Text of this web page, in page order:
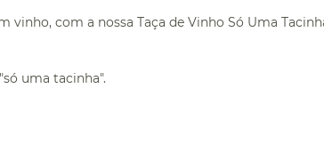
com a nossa Taça de Vinho Só Uma
uma tacinha".